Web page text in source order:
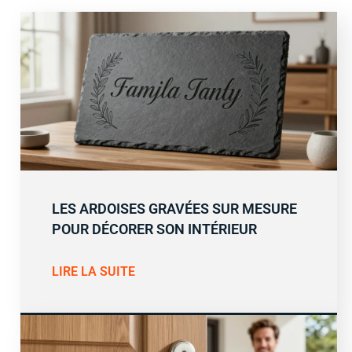
LES ARDOISES GRAVÉES SUR MESURE
POUR DÉCORER SON INTÉRIEUR
LIRE LA SUITE